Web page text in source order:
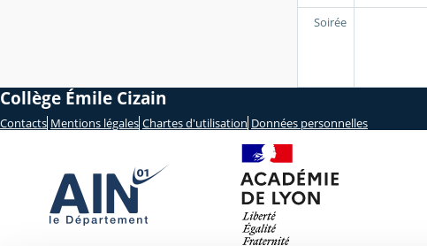
Soirée
Collège Émile Cizain
Contacts Mentions légales Chartes d'utilisation Données personnelles